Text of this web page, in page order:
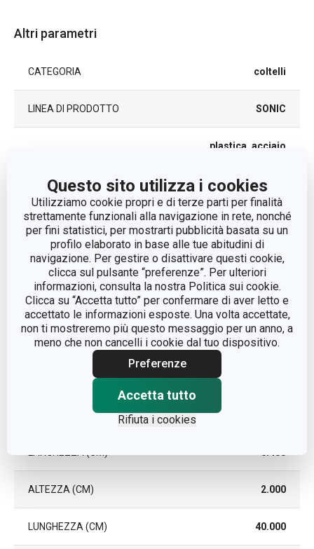
Questo sito utilizza i cookies
Utilizziamo cookie propri e di terze parti per finalità
strettamente funzionali alla navigazione in rete, nonché
per fini statistici, per mostrarti pubblicità basata su un
profilo elaborato in base alle tue abitudini di
navigazione. Per gestire o disattivare questi cookie,
clicca sul pulsante “preferenze”. Per ulteriori
informazioni, consulta la nostra Politica sui cookie.
Clicca su “Accetta tutto” per confermare di aver letto e
accettato le informazioni esposte. Una volta accettate,
non ti mostreremo più questo messaggio per un anno, a
meno che non cancelli i cookie dal tuo dispositivo.
Preferenze
Accetta tutto
Rifiuta i cookies
Altri parametri
CATEGORIA coltelli
LINEA DI PRODOTTO SONIC
plastica, acciaio
TIPO coltello prosciutto
COLORE Nero
LAVAGGIO IN
LAVASTOVIGLIE
EAN 8595028453393
DURATA DELLA GARANZIA
ALTEZZA (CM) 2.000
LUNGHEZZA (CM) 40.000